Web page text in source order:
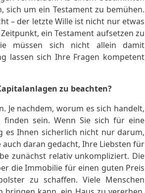
um ein Testament zu bemühen.
– der letzte Wille ist nicht nur etwas
ein Testament aufsetzen zu
müssen sich nicht allein damit
lassen sich Ihre Fragen kompetent
zu beachten?
Je nachdem, worum es sich handelt,
sein. Wenn Sie sich für eine
es Ihnen sicherlich nicht nur darum,
daran gedacht, Ihre Liebsten für
zunächst relativ unkompliziert. Die
die Immobilie für einen guten Preis
zu schaffen. Viele Menschen